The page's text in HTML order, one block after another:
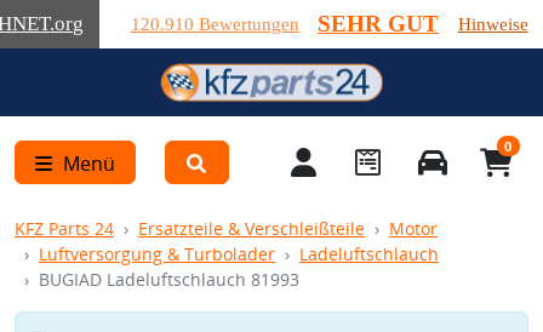
.org 120.910 Bewertungen SEHR GUT Hinweise
Menü
0
KFZ Parts 24 Ersatzteile & Verschleißteile
Motor
Luftversorgung & Turbolader
Ladeluftschlauch
BUGIAD Ladeluftschlauch 81993